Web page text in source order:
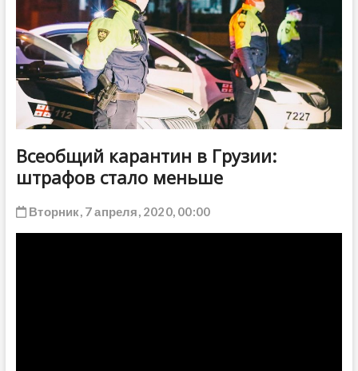
Всеобщий карантин в Грузии:
штрафов стало меньше
Вторник, 7 апреля, 2020, 00:00